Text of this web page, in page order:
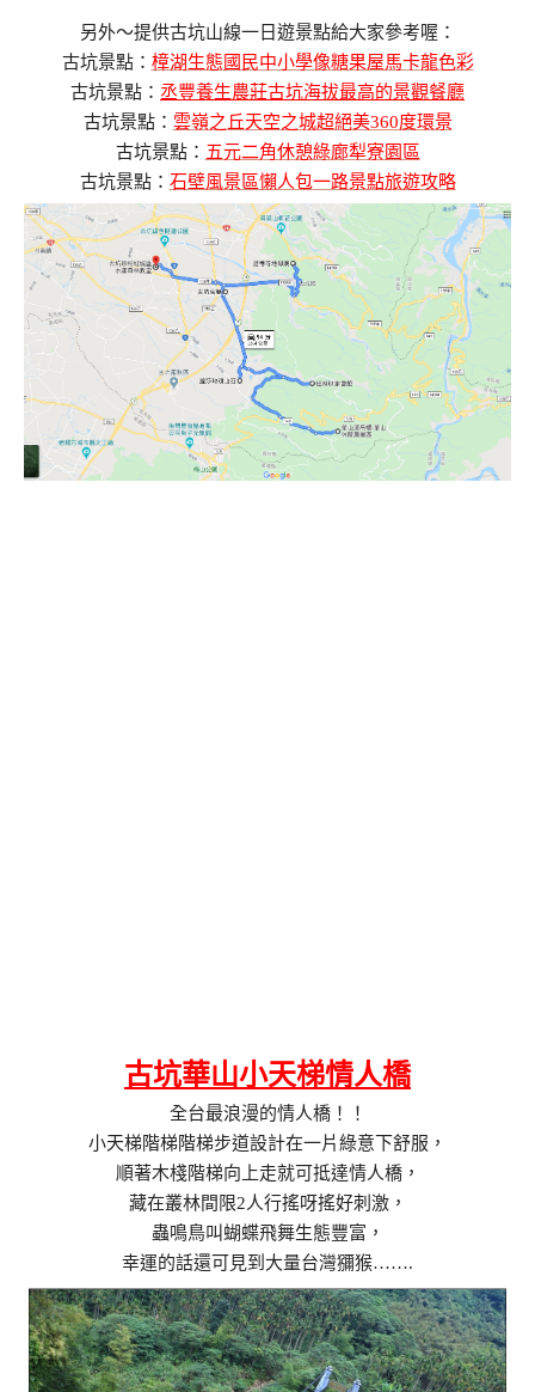
另外～提供古坑山線一日遊景點給大家參考喔：
古坑景點： 樟湖生態國民中小學像糖果屋馬卡龍色彩
古坑景點： 丞豐養生農莊古坑海拔最高的景觀餐廳
古坑景點： 雲嶺之丘天空之城超絕美360度環景
古坑景點： 五元二角休憩綠廊犁寮園區
古坑景點： 石壁風景區懶人包一路景點旅遊攻略
古坑華山小天梯情人橋
全台最浪漫的情人橋！！
小天梯階梯階梯步道設計在一片綠意下舒服，
順著木棧階梯向上走就可抵達情人橋，
藏在叢林間限2人行搖呀搖好刺激，
蟲鳴鳥叫蝴蝶飛舞生態豐富，
幸運的話還可見到大量台灣獼猴…….